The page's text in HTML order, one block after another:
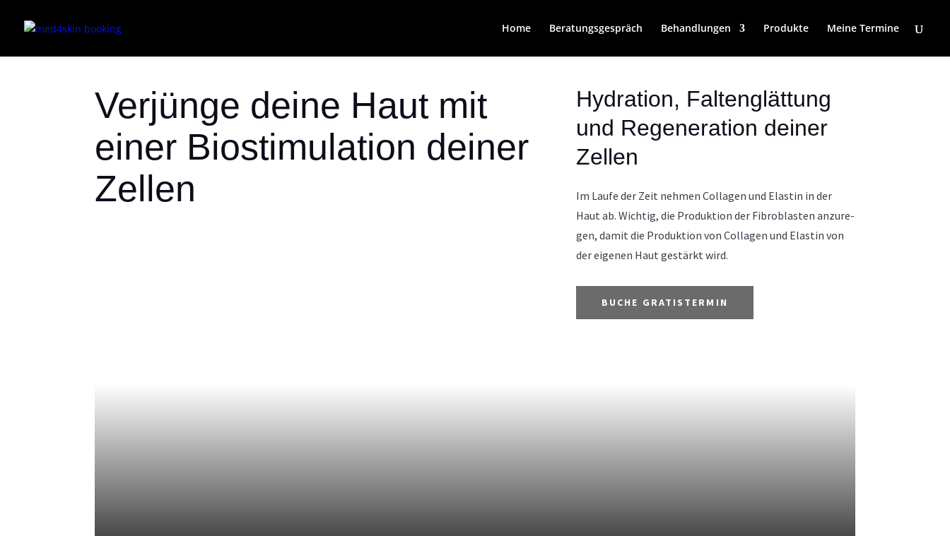
Home Beratungsgespräch Behandlungen Produkte Meine Termine
Verjünge deine Haut mit
einer Biostimulation deiner
Zellen
Hydration, Faltenglättung
und Regeneration deiner
Zellen
Im Laufe der Zeit neh­men Col­la­gen und Elas­tin in der
Haut ab. Wich­tig, die Pro­duk­tion der Fibro­blas­ten anzu­re­
gen, damit die Pro­duk­tion von Col­la­gen und Elas­tin von
der eige­nen Haut gestärkt wird.
BUCHE GRATISTERMIN